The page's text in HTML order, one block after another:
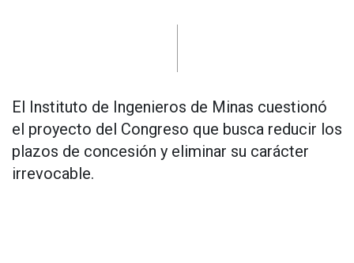
El Instituto de Ingenieros de Minas cuestionó
el proyecto del Congreso que busca reducir los
plazos de concesión y eliminar su carácter
irrevocable.